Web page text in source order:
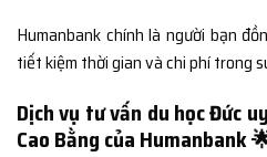
Humanbank chính là người bạn
tiết kiệm thời gian và chi phí trong
Dịch vụ tư vấn du học Đức
Cao Bằng của Humanbank